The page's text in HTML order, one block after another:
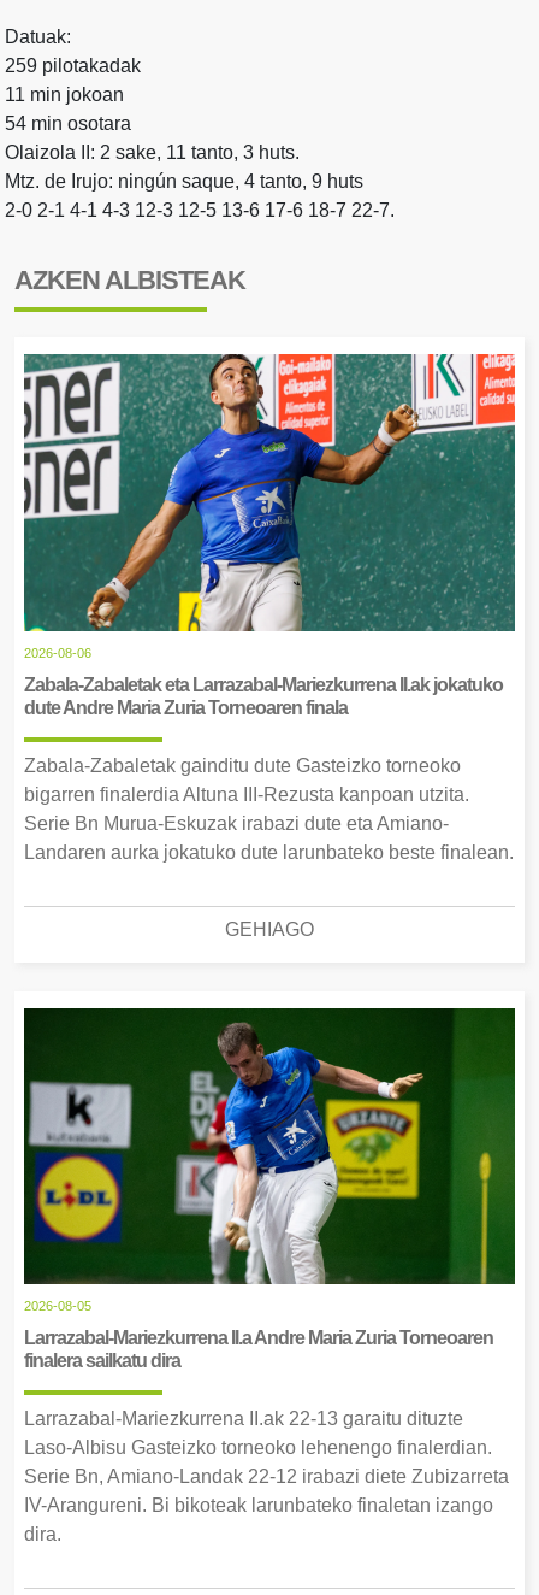
Datuak:
259 pilotakadak
11 min jokoan
54 min osotara
Olaizola II: 2 sake, 11 tanto, 3 huts.
Mtz. de Irujo: ningún saque, 4 tanto, 9 huts
2-0 2-1 4-1 4-3 12-3 12-5 13-6 17-6 18-7 22-7.
AZKEN ALBISTEAK
2026-08-06
Zabala-Zabaletak eta Larrazabal-Mariezkurrena II.ak jokatuko
dute Andre Maria Zuria Torneoaren finala
Zabala-Zabaletak gainditu dute Gasteizko torneoko
bigarren finalerdia Altuna III-Rezusta kanpoan utzita.
Serie Bn Murua-Eskuzak irabazi dute eta Amiano-
Landaren aurka jokatuko dute larunbateko beste finalean.
GEHIAGO
2026-08-05
Larrazabal-Mariezkurrena II.a Andre Maria Zuria Torneoaren
finalera sailkatu dira
Larrazabal-Mariezkurrena II.ak 22-13 garaitu dituzte
Laso-Albisu Gasteizko torneoko lehenengo finalerdian.
Serie Bn, Amiano-Landak 22-12 irabazi diete Zubizarreta
IV-Arangureni. Bi bikoteak larunbateko finaletan izango
dira.